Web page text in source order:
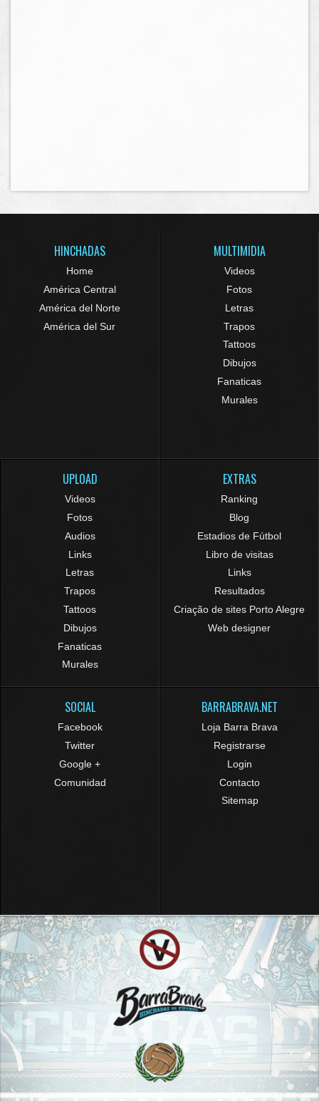
HINCHADAS
Home
América Central
América del Norte
América del Sur
MULTIMIDIA
Videos
Fotos
Letras
Trapos
Tattoos
Dibujos
Fanaticas
Murales
UPLOAD
Videos
Fotos
Audios
Links
Letras
Trapos
Tattoos
Dibujos
Fanaticas
Murales
EXTRAS
Ranking
Blog
Estadios de Fútbol
Libro de visitas
Links
Resultados
Criação de sites Porto Alegre
Web designer
SOCIAL
Facebook
Twitter
Google +
Comunidad
BARRABRAVA.NET
Loja Barra Brava
Registrarse
Login
Contacto
Sitemap